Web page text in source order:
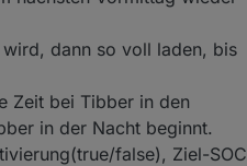
dann so voll laden, bis
Zeit bei Tibber in den
in der Nacht beginnt.
false), Ziel-SOC